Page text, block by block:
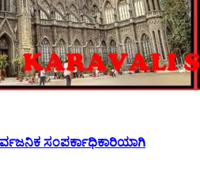
ಸಂಪರ್ಕಾಧಿಕಾರಿಯಾಗಿ